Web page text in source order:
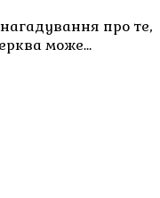
про те,
може…